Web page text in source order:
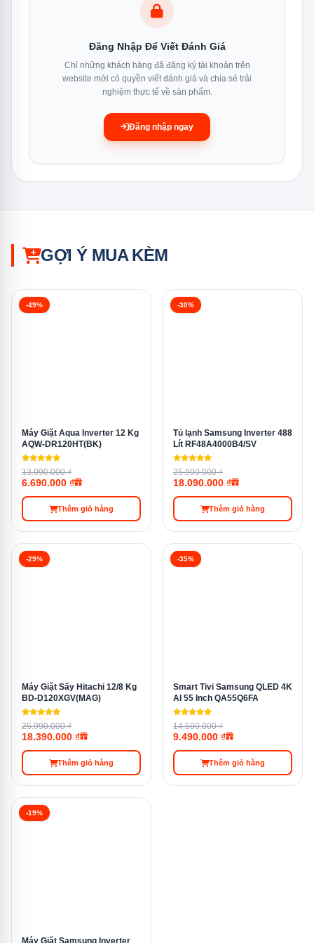
Thông Số Kỹ Thuật Đầy Đủ
Thông số Chi tiết
IDC09M1
Loại 1 chiều — chỉ làm lạnh
Gas môi chất
Dàn tản nhiệt
Ống đồng + Nhôm phủ
Gold-Fin
Dual Vane ✓ — cánh vẫy kép
Lọc kháng khuẩn ✓ nâng cao
Đăng Nhập Để Viết Đánh Giá
Chỉ những khách hàng đã đăng ký tài khoản trên
website mới có quyền viết đánh giá và chia sẻ trải
nghiệm thực tế về sản phẩm.
Đăng nhập ngay
GỢI Ý MUA KÈM
-49%
Máy Giặt Aqua Inverter 12 Kg
AQW-DR120HT(BK)
13.090.000 ₫
6.690.000 ₫
Thêm giỏ hàng
-30%
Tủ lạnh Samsung Inverter 488
Lít RF48A4000B4/SV
25.990.000 ₫
18.090.000 ₫
Thêm giỏ hàng
-29%
Máy Giặt Sấy Hitachi 12/8 Kg
BD-D120XGV(MAG)
25.990.000 ₫
18.390.000 ₫
Thêm giỏ hàng
-35%
Smart Tivi Samsung QLED 4K
AI 55 Inch QA55Q6FA
14.500.000 ₫
9.490.000 ₫
Thêm giỏ hàng
-19%
Máy Giặt Samsung Inverter